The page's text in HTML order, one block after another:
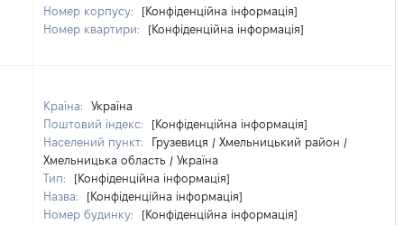
Номер корпусу:
[Конфіденційна інформація]
Номер квартири:
[Конфіденційна інформація]
Країна:
Україна
Поштовий індекс:
[Конфіденційна інформація]
Населений пункт:
Грузевиця / Хмельницький район /
Хмельницька область / Україна
Тип:
[Конфіденційна інформація]
Назва:
[Конфіденційна інформація]
Номер будинку:
[Конфіденційна інформація]